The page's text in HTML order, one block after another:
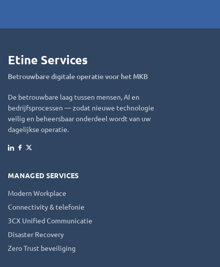
Etine Services
Betrouwbare digitale operatie voor het MKB
De betrouwbare laag tussen mensen, AI en
bedrijfsprocessen — zodat nieuwe technologie
veilig en beheersbaar onderdeel wordt van uw
dagelijkse operatie.
LinkedIn
Facebook
X
MANAGED SERVICES
Modern Workplace
Connectivity & telefonie
3CX Unified Communicatie
Disaster Recovery
Zero Trust beveiliging